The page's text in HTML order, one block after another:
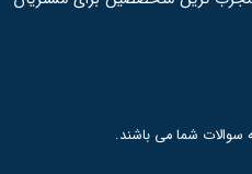
سوالات شما می باشند.